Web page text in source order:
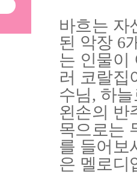
바흐는 자
된 악장 6
는 인물이
러 코랄집
수님, 하
왼손의 반
목으로는
를 들어보
은 멜로디